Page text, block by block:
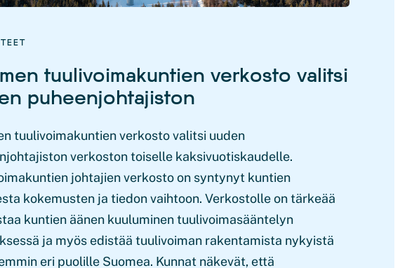
tuulivoimakuntien verkosto valitsi
puheenjohtajiston
tuulivoimakuntien verkosto valitsi uuden
verkoston toiselle kaksivuotiskaudelle.
johtajien verkosto on syntynyt kuntien
kokemusten ja tiedon vaihtoon. Verkostolle on tärkeää
kuntien äänen kuuluminen tuulivoimasääntelyn
ja myös edistää tuulivoiman rakentamista nykyistä
eri puolille Suomea. Kunnat näkevät, että